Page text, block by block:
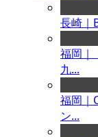
長崎｜
福岡｜
九...
福岡｜
ン...